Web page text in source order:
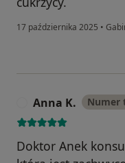
17 października 2025 •
Anna K. Numer
Doktor Anek